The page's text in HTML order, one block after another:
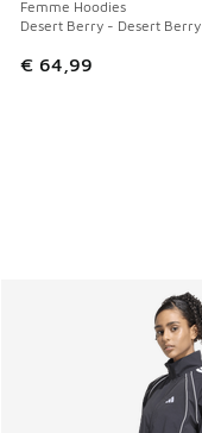
Femme Hoodies
Desert Berry - Desert Berry
€ 64,99